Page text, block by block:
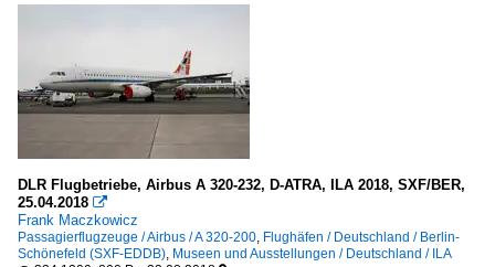
DLR Flugbetriebe, Airbus A 320-232, D-ATRA, ILA 2018, SXF/BER,
25.04.2018 
Frank Maczkowicz
Passagierflugzeuge / Airbus / A 320-200, Flughäfen / Deutschland / Berlin-
Schönefeld (SXF-EDDB), Museen und Ausstellungen / Deutschland / ILA